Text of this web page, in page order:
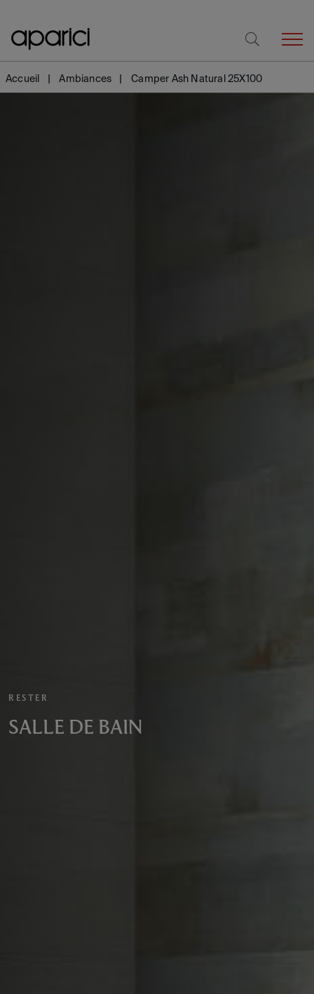
Accueil Ambiances Camper Ash Natural 25X100
RESTER
SALLE DE BAIN